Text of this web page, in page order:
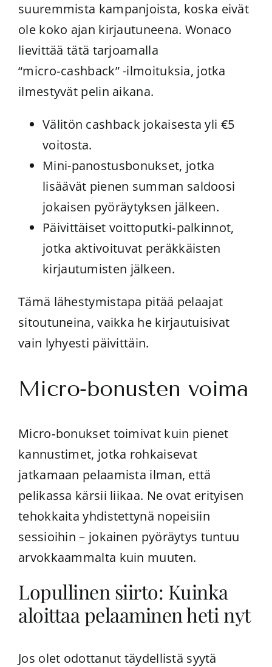
suuremmista kampanjoista, koska eivät
ole koko ajan kirjautuneena. Wonaco
lievittää tätä tarjoamalla
“micro‑cashback” -ilmoituksia, jotka
ilmestyvät pelin aikana.
Välitön cashback jokaisesta yli €5
voitosta.
Mini-panostusbonukset, jotka
lisäävät pienen summan saldoosi
jokaisen pyöräytyksen jälkeen.
Päivittäiset voittoputki‑palkinnot,
jotka aktivoituvat peräkkäisten
kirjautumisten jälkeen.
Tämä lähestymistapa pitää pelaajat
sitoutuneina, vaikka he kirjautuisivat
vain lyhyesti päivittäin.
Micro‑bonusten voima
Micro‑bonukset toimivat kuin pienet
kannustimet, jotka rohkaisevat
jatkamaan pelaamista ilman, että
pelikassa kärsii liikaa. Ne ovat erityisen
tehokkaita yhdistettynä nopeisiin
sessioihin – jokainen pyöräytys tuntuu
arvokkaammalta kuin muuten.
Lopullinen siirto: Kuinka
aloittaa pelaaminen heti nyt
Jos olet odottanut täydellistä syytä